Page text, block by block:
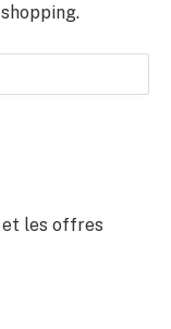
et les offres